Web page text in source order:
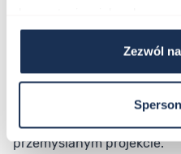
Zezwól
wodoszczelnością 200 m,
zegarek sportowy gotowy
użytkowania. Wybierz
automatycznego
przemyślanym projekcie.